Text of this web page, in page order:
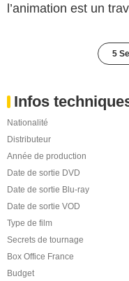
l’animation est un
5
Infos
Nationalité
Distributeur
Année de production
Date de sortie DVD
Date de sortie Blu-ray
Date de sortie VOD
Type de film
Secrets de tournage
Box Office France
Budget